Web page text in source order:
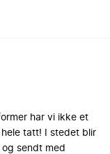
har vi ikke et
tatt! I stedet blir
sendt med